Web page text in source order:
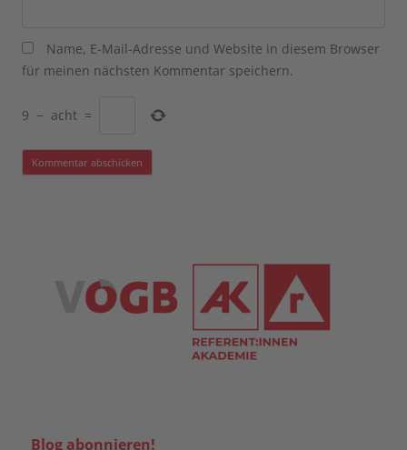
Name, E-Mail-Adresse und Website in diesem Browser
für meinen nächsten Kommentar speichern.
9 − acht =
Blog abonnieren!